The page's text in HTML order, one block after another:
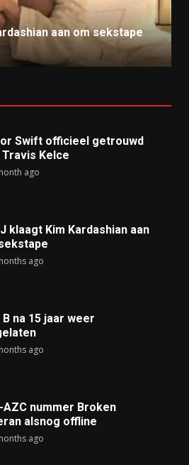
aan om sekstape
Swift officieel getrouwd
Kelce
ago
klaagt Kim Kardashian aan
ago
B na 15 jaar weer
ago
AZC nummer Broken
alsnog offline
ago